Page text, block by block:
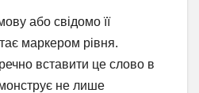
або свідомо її
маркером рівня.
вставити це слово в
не лише